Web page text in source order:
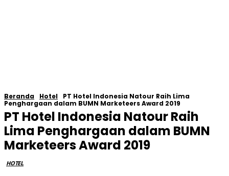
Beranda Hotel
PT Hotel Indonesia Natour Raih Lima
Penghargaan dalam BUMN Marketeers Award 2019
PT Hotel Indonesia Natour Raih
Lima Penghargaan dalam BUMN
Marketeers Award 2019
HOTEL